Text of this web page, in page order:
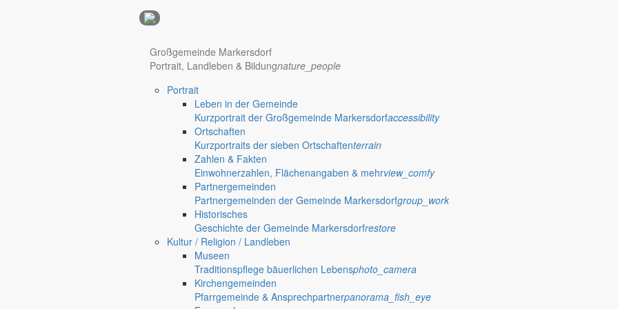
Regional werben auf markersdorf.de! anzeigen@gemeinde-markersdorf.de
Großgemeinde Markersdorf
Portrait, Landleben & Bildungnature_people
Portrait
Leben in der Gemeinde
Kurzportrait der Großgemeinde Markersdorfaccessibility
Ortschaften
Kurzportraits der sieben Ortschaftenterrain
Zahlen & Fakten
Einwohnerzahlen, Flächenangaben & mehrview_comfy
Partnergemeinden
Partnergemeinden der Gemeinde Markersdorfgroup_work
Historisches
Geschichte der Gemeinde Markersdorfrestore
Kultur / Religion / Landleben
Museen
Traditionspflege bäuerlichen Lebensphoto_camera
Kirchengemeinden
Pfarrgemeinde & Ansprechpartnerpanorama_fish_eye
Deutsch-Paulsdorf
Jauernick-Buschbach